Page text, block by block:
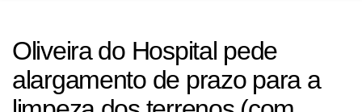
Oliveira do Hospital pede
alargamento de prazo para a